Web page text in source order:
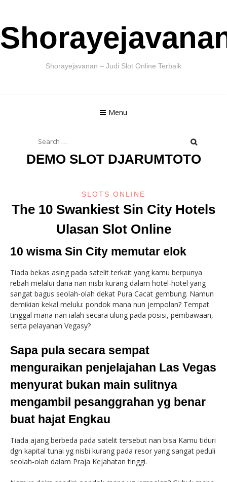
to
content
Shorayejavanan – Judi Slot Online Terbaik
Menu
for:
DEMO SLOT DJARUMTOTO
SLOTS ONLINE
The 10 Swankiest Sin City Hotels
Ulasan Slot Online
10 wisma Sin City memutar elok
Tiada bekas asing pada satelit terkait yang kamu berpunya
rebah melalui dana nan nisbi kurang dalam hotel-hotel yang
sangat bagus seolah-olah dekat Pura Cacat gembung. Namun
demikian kekal melulu: pondok mana nun jempolan? Tempat
tinggal mana nan ialah secara ulung pada posisi, pembawaan,
serta pelayanan Vegasy?
Sapa pula secara sempat
menguraikan penjelajahan Las Vegas
menyurat bukan main sulitnya
mengambil pesanggrahan yg benar
buat hajat Engkau
Tiada ajang berbeda pada satelit tersebut nan bisa Kamu tiduri
dgn kapital tunai yg nisbi kurang pada resor yang sangat peduli
seolah-olah dalam Praja Kejahatan tinggi.